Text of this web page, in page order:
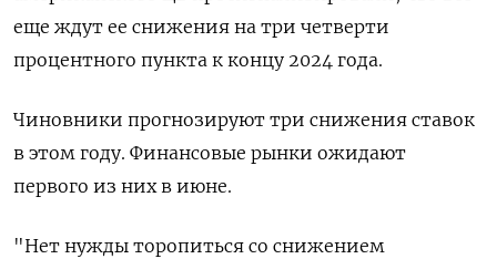
еще ждут ее снижения на три четверти
процентного пункта к концу 2024 года.
Чиновники прогнозируют три снижения ставок
в этом году. Финансовые рынки ожидают
первого из них в июне.
"Нет нужды торопиться со снижением